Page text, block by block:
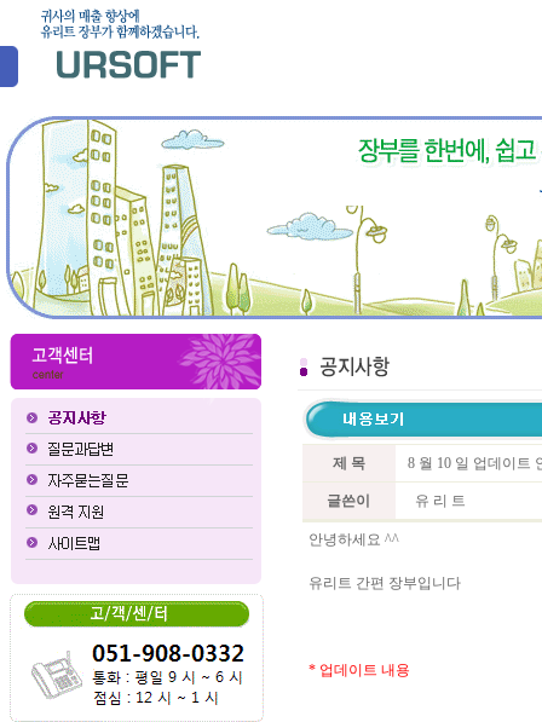
제 목 8 월 10 일 업데이트
글쓴이 유 리 트
안녕하세요 ^^
유리트 간편 장부입니다
* 업데이트 내용